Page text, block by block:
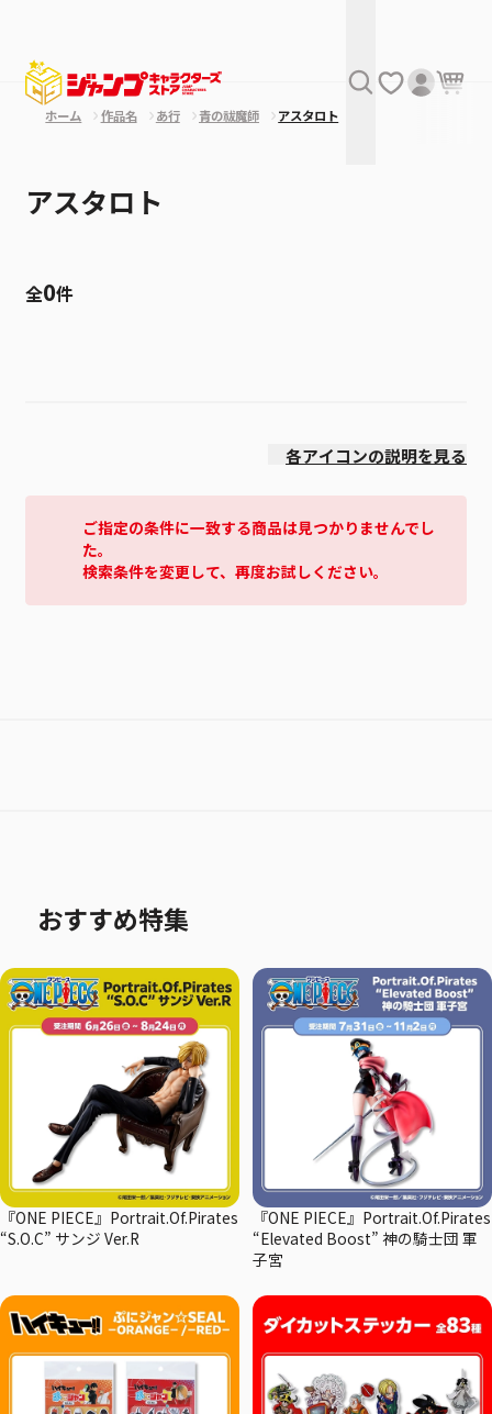
ホーム 作品名 あ行 青の祓魔師 アスタロト
アスタロト
全0件
各アイコンの説明を見る
ご指定の条件に一致する商品は見つかりませんでし
た。
検索条件を変更して、再度お試しください。
おすすめ特集
『ONE PIECE』Portrait.Of.Pirates
“S.O.C” サンジ Ver.R
『ONE PIECE』Portrait.Of.Pirates
“Elevated Boost” 神の騎士団 軍
子宮